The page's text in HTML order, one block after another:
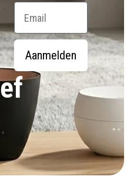
Email
Aanmelden